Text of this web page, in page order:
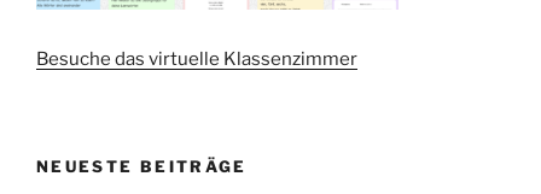
Besuche das virtuelle Klassenzimmer
NEUESTE BEITRÄGE